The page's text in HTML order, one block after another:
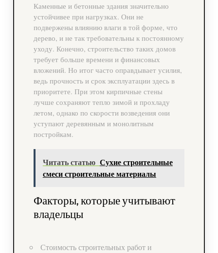
Каменные и бетонные здания значительно
устойчивее при нагрузках. Они не
подвержены влиянию влаги в той форме, что
дерево, и не так требовательны к постоянному
уходу. Конечно, строительство таких домов
требует больше времени и финансовых
вложений. Но итог часто оправдывает усилия,
ведь прочность и срок эксплуатации здесь в
приоритете. При этом кирпичные стены
лучше сохраняют тепло зимой и прохладу
летом, однако по скорости возведения они
уступают деревянным и монолитным
постройкам.
Читать статью Сухие строительные
смеси строительные материалы
Факторы, которые учитывают
владельцы
Стоимость строительных работ и